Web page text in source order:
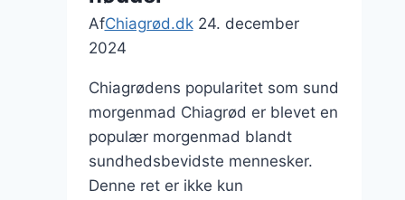
AfChiagrød.dk 24. december
2024
Chiagrødens popularitet som sund
morgenmad Chiagrød er blevet en
populær morgenmad blandt
sundhedsbevidste mennesker.
Denne ret er ikke kun